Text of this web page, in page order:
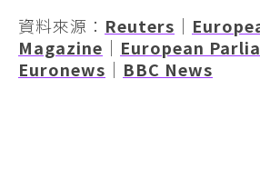
資料來源： Reuters ｜
Magazine ｜ European
Euronews ｜ BBC News